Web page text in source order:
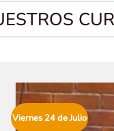
Viernes 24 de Julio